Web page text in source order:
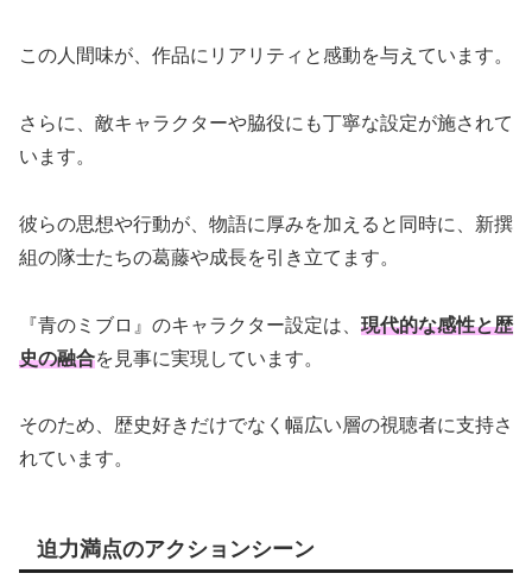
この人間味が、作品にリアリティと感動を与えています。
さらに、敵キャラクターや脇役にも丁寧な設定が施されて
います。
彼らの思想や行動が、物語に厚みを加えると同時に、新撰
組の隊士たちの葛藤や成長を引き立てます。
『青のミブロ』のキャラクター設定は、 現代的な感性と歴
史の融合を見事に実現しています。
そのため、歴史好きだけでなく幅広い層の視聴者に支持さ
れています。
迫力満点のアクションシーン